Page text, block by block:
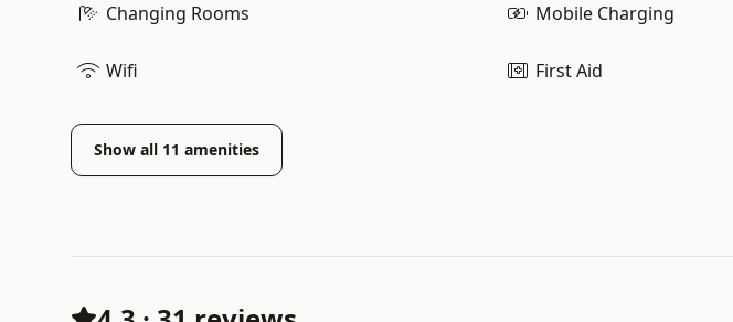
Changing Rooms Mobile Charging
Wifi First Aid
Show all 11 amenities